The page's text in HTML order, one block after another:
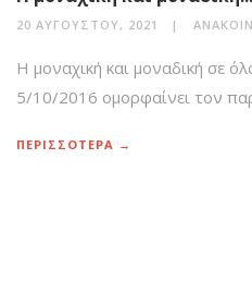
20 ΑΥΓΟΎΣΤΟΥ, 2021
Η μοναχική και μοναδική σε
5/10/2016 ομορφαίνει τον
ΠΕΡΙΣΣΟΤΕΡΑ →